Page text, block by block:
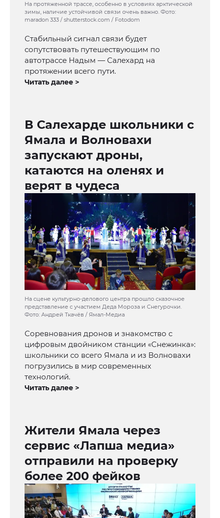
На протяженной трассе, особенно в условиях арктической
зимы, наличие устойчивой связи очень важно. Фото:
maradon 333 / shutterstock.com / Fotodom
Стабильный сигнал связи будет
сопутствовать путешествующим по
автотрассе Надым — Салехард на
протяжении всего пути.
Читать далее >
В Салехарде школьники с
Ямала и Волновахи
запускают дроны,
катаются на оленях и
верят в чудеса
На сцене культурно-делового центра прошло сказочное
представление с участием Деда Мороза и Снегурочки.
Фото: Андрей Ткачёв / Ямал-Медиа
Соревнования дронов и знакомство с
цифровым двойником станции «Снежинка»:
школьники со всего Ямала и из Волновахи
погрузились в мир современных
технологий.
Читать далее >
Жители Ямала через
сервис «Лапша медиа»
отправили на проверку
более 200 фейков